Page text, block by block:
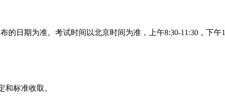
日期为准。考试时间以北京时间为准，上午8:30-11:30，下午
标准收取。